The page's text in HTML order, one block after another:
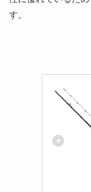
スピニングロッ
タイラバで使うス
ルには、シマノや
ンドが提供するロ
マノ「エンゲツBB